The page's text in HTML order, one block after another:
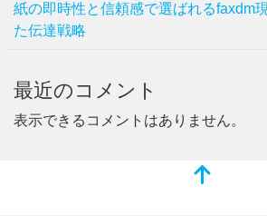
紙の即時性と信頼感で選ばれるfaxdm
た伝達戦略
最近のコメント
表示できるコメントはありません。